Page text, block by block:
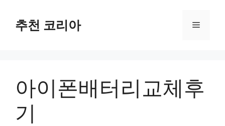
추천 코리아 메
아이폰배터리교체후
기